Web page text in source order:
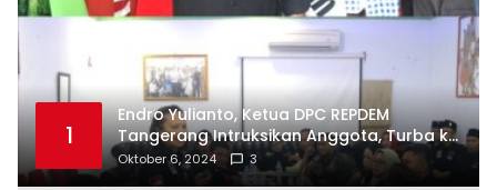
1
Endro Yulianto, Ketua DPC REPDEM
Tangerang Intruksikan Anggota, Turba ke
Masyarakat Dan Jalani Apa Yang di
Putuskan RAKERCABSUS
Oktober 6, 2024 3